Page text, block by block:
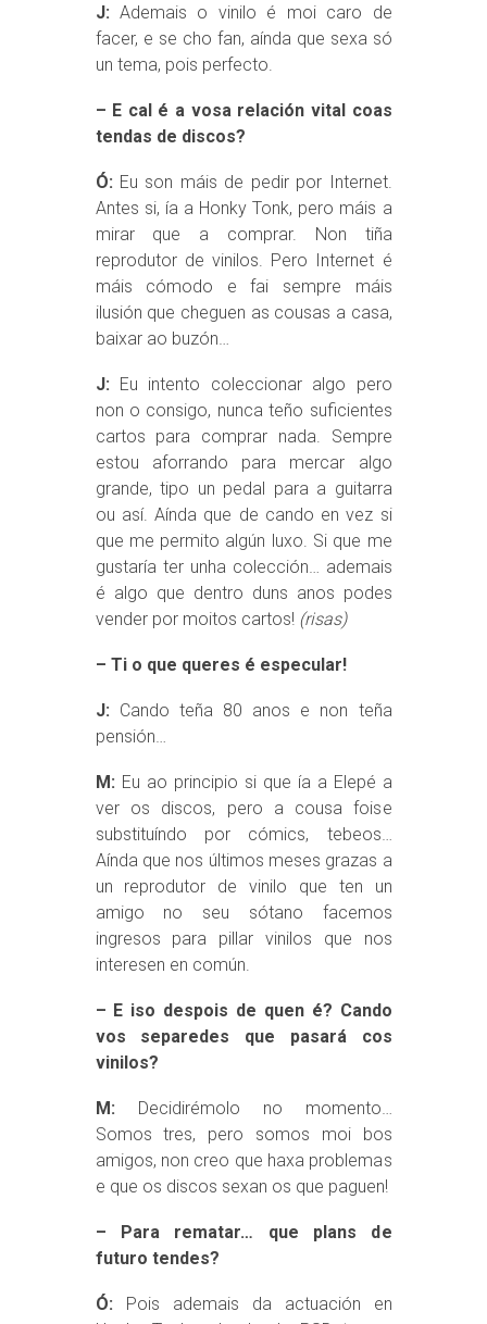
J: Ademais o vinilo é moi caro de
facer, e se cho fan, aínda que sexa só
un tema, pois perfecto.
– E cal é a vosa relación vital coas
tendas de discos?
Ó: Eu son máis de pedir por Internet.
Antes si, ía a Honky Tonk, pero máis a
mirar que a comprar. Non tiña
reprodutor de vinilos. Pero Internet é
máis cómodo e fai sempre máis
ilusión que cheguen as cousas a casa,
baixar ao buzón…
J: Eu intento coleccionar algo pero
non o consigo, nunca teño suficientes
cartos para comprar nada. Sempre
estou aforrando para mercar algo
grande, tipo un pedal para a guitarra
ou así. Aínda que de cando en vez si
que me permito algún luxo. Si que me
gustaría ter unha colección… ademais
é algo que dentro duns anos podes
vender por moitos cartos! (risas)
– Ti o que queres é especular!
J: Cando teña 80 anos e non teña
pensión…
M: Eu ao principio si que ía a Elepé a
ver os discos, pero a cousa foise
substituíndo por cómics, tebeos…
Aínda que nos últimos meses grazas a
un reprodutor de vinilo que ten un
amigo no seu sótano facemos
ingresos para pillar vinilos que nos
interesen en común.
– E iso despois de quen é? Cando
vos separedes que pasará cos
vinilos?
M: Decidirémolo no momento…
Somos tres, pero somos moi bos
amigos, non creo que haxa problemas
e que os discos sexan os que paguen!
– Para rematar… que plans de
futuro tendes?
Ó: Pois ademais da actuación en